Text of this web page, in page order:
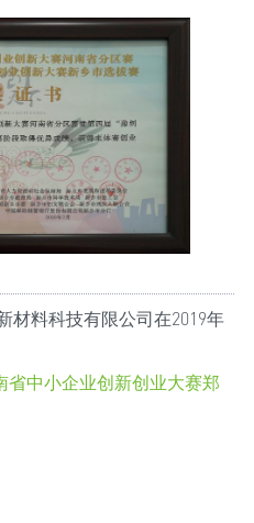
材料科技有限公司在2019年
省中小企业创新创业大赛郑